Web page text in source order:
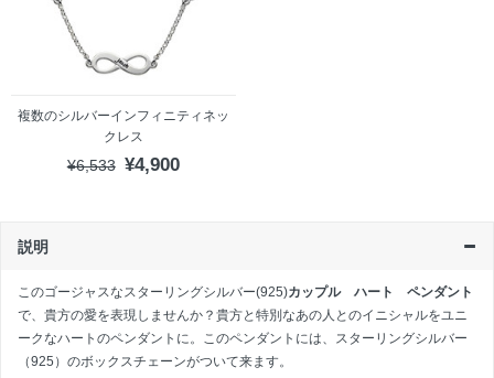
複数のシルバーインフィニティネッ
クレス
¥6,533 ¥4,900
説明
このゴージャスなスターリングシルバー(925)カップル ハート ペンダント
で、貴方の愛を表現しませんか？貴方と特別なあの人とのイニシャルをユニ
ークなハートのペンダントに。このペンダントには、スターリングシルバー
（925）のボックスチェーンがついて来ます。